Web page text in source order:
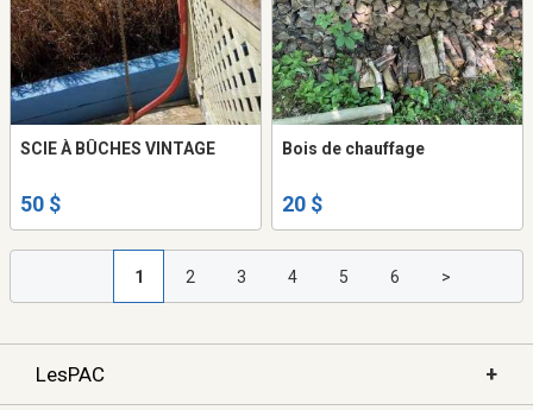
SCIE À BÛCHES VINTAGE
50 $
Bois de chauffage
20 $
1 2 3 4 5 6 >
LesPAC +